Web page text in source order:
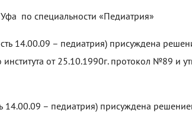
по специальности «Педиатрия»
14.00.09 – педиатрия) присуждена
от 25.10.1990г. протокол №89 и
14.00.09 – педиатрия) присуждена